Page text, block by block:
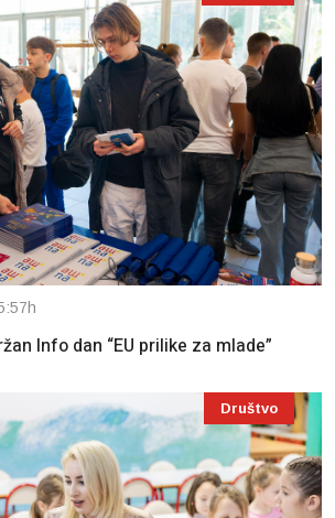
Info dan “EU prilike za mlade”
Društvo